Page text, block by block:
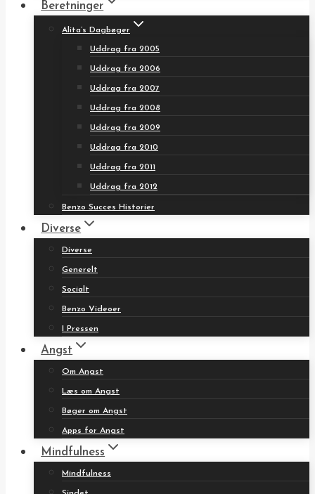
Beretninger
Alita’s Dagbøger
Uddrag fra 2005
Uddrag fra 2006
Uddrag fra 2007
Uddrag fra 2008
Uddrag fra 2009
Uddrag fra 2010
Uddrag fra 2011
Uddrag fra 2012
Benzo Succes Historier
Diverse
Diverse
Generelt
Socialt
Benzo Videoer
I Pressen
Angst
Om Angst
Læs om Angst
Bøger om Angst
Apps for Angst
Mindfulness
Mindfulness